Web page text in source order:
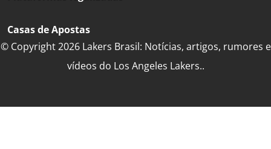
Casas de Apostas
© Copyright 2026 Lakers Brasil: Notícias, artigos, rumores e
vídeos do Los Angeles Lakers..